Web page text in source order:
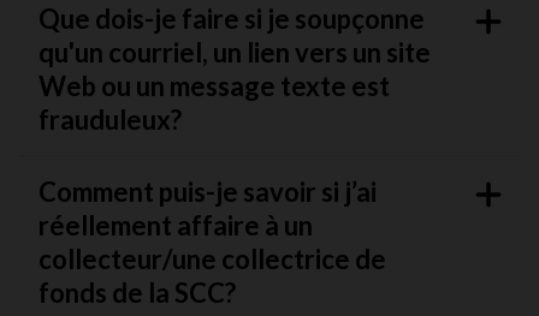
Que dois-je faire si je soupçonne
qu'un courriel, un lien vers un site
Web ou un message texte est
frauduleux?
Comment puis-je savoir si j’ai
réellement affaire à un
collecteur/une collectrice de
fonds de la SCC?